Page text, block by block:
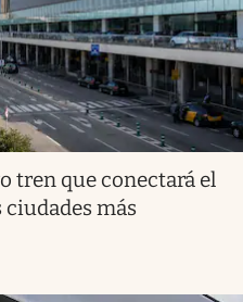
tren que conectará el
más